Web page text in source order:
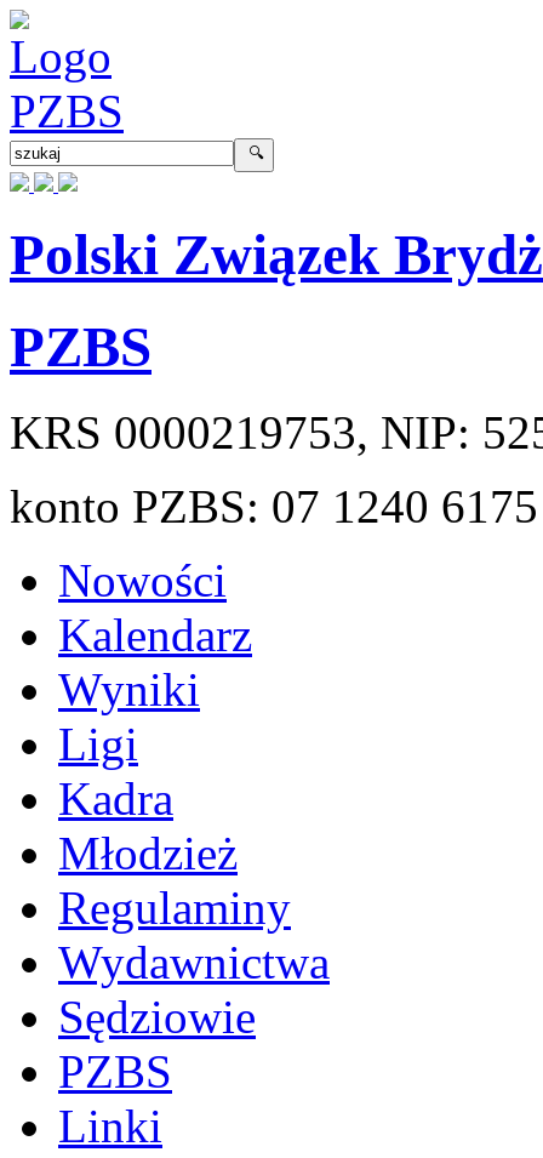
Polski Związek
PZBS
KRS 0000219753, NIP:
konto PZBS: 07 1240
Nowości
Kalendarz
Wyniki
Ligi
Kadra
Młodzież
Regulaminy
Wydawnictwa
Sędziowie
PZBS
Linki